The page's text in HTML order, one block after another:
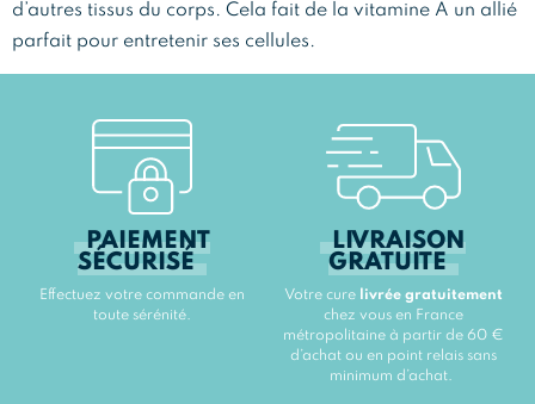
d’autres tissus du corps. Cela fait de la vitamine A un allié
parfait pour entretenir ses cellules.
PAIEMENT
SÉCURISÉ
Effectuez votre commande en
toute sérénité.
LIVRAISON
GRATUITE
Votre cure
livrée gratuitement
chez vous en France
métropolitaine à partir de 60 €
d’achat ou en point relais sans
minimum d’achat.